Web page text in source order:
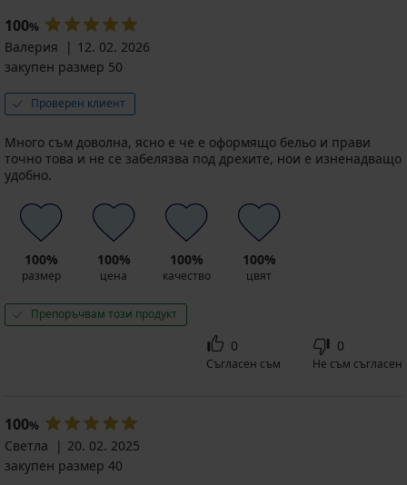
(121,24
лв.)
46,49
(90,93
лв.)
код
ALL25
(101,68
лв.)
38,99
(76,26
лв.)
код
ALL25
чашките
€
(80,17
лв.)
30,74
(60,12
лв.)
код
(97,77
лв.)
37,49
(73,32
лв.)
ALL25
(72,35
лв.)
100%
Валерия
12. 02. 2026
закупен размер 50
Проверен клиент
Много съм доволна, ясно е че е оформящо бельо и прави
точно това и не се забелязва под дрехите, нои е изненадващо
удобно.
100%
размер
100%
цена
100%
качество
100%
цвят
Препоръчвам този продукт
0
Съгласен съм
0
Не съм съгласен
100%
Светла
20. 02. 2025
закупен размер 40